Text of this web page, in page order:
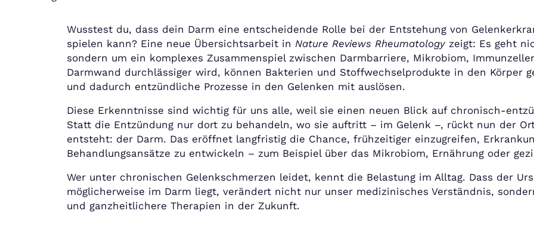
Wusstest du, dass dein Darm eine entscheidende Rolle bei der Entstehung von
spielen kann? Eine neue Übersichtsarbeit in Nature Reviews Rheumatologyzeigt: Es geht
sondern um ein komplexes Zusammenspiel zwischen Darmbarriere, Mikrobiom,
Darmwand durchlässiger wird, können Bakterien und Stoffwechselprodukte in den Körper
und dadurch entzündliche Prozesse in den Gelenken mit auslösen.
Diese Erkenntnisse sind wichtig für uns alle, weil sie einen neuen Blick auf chronisch-
Statt die Entzündung nur dort zu behandeln, wo sie auftritt – im Gelenk –, rückt nun der
entsteht: der Darm. Das eröffnet langfristig die Chance, frühzeitiger einzugreifen,
Behandlungsansätze zu entwickeln – zum Beispiel über das Mikrobiom, Ernährung oder
Wer unter chronischen Gelenkschmerzen leidet, kennt die Belastung im Alltag. Dass der
möglicherweise im Darm liegt, verändert nicht nur unser medizinisches Verständnis,
und ganzheitlichere Therapien in der Zukunft.